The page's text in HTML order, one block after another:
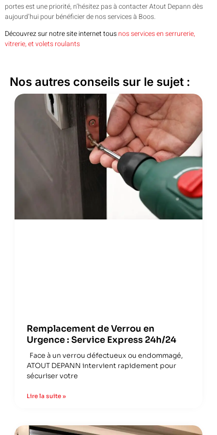
portes est une priorité, n’hésitez pas à contacter Atout Depann dès
aujourd’hui pour bénéficier de nos services à Boos.
Découvrez sur notre site internet tousnos services en serrurerie,
vitrerie, et volets roulants
Nos autres conseils sur le sujet :
Remplacement de Verrou en
Urgence : Service Express 24h/24
Face à un verrou défectueux ou endommagé,
ATOUT DEPANN intervient rapidement pour
sécuriser votre
Lire la suite »